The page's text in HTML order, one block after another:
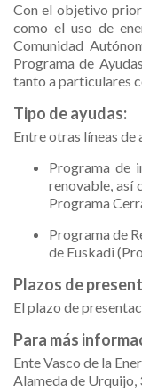
Con el objetivo
como el uso de
Comunidad
Programa de
tanto a particulares
Tipo de ayudas:
Entre otras líneas de
Programa de
renovable, así
Programa
Programa de
de Euskadi
Plazos de
El plazo de
Para más
Ente Vasco de la
Alameda de Urquijo,